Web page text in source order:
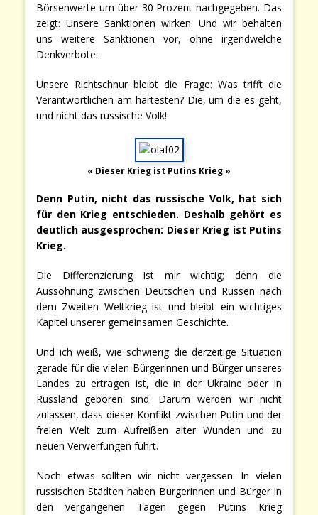
Börsenwerte um über 30 Prozent nachgegeben. Das
zeigt: Unsere Sanktionen wirken. Und wir behalten
uns weitere Sanktionen vor, ohne irgendwelche
Denkverbote.
Unsere Richtschnur bleibt die Frage: Was trifft die
Verantwortlichen am härtesten? Die, um die es geht,
und nicht das russische Volk!
« Dieser Krieg ist Putins Krieg »
Denn Putin, nicht das russische Volk, hat sich
für den Krieg entschieden. Deshalb gehört es
deutlich ausgesprochen: Dieser Krieg ist Putins
Krieg.
Die Differenzierung ist mir wichtig; denn die
Aussöhnung zwischen Deutschen und Russen nach
dem Zweiten Weltkrieg ist und bleibt ein wichtiges
Kapitel unserer gemeinsamen Geschichte.
Und ich weiß, wie schwierig die derzeitige Situation
gerade für die vielen Bürgerinnen und Bürger unseres
Landes zu ertragen ist, die in der Ukraine oder in
Russland geboren sind. Darum werden wir nicht
zulassen, dass dieser Konflikt zwischen Putin und der
freien Welt zum Aufreißen alter Wunden und zu
neuen Verwerfungen führt.
Noch etwas sollten wir nicht vergessen: In vielen
russischen Städten haben Bürgerinnen und Bürger in
den vergangenen Tagen gegen Putins Krieg